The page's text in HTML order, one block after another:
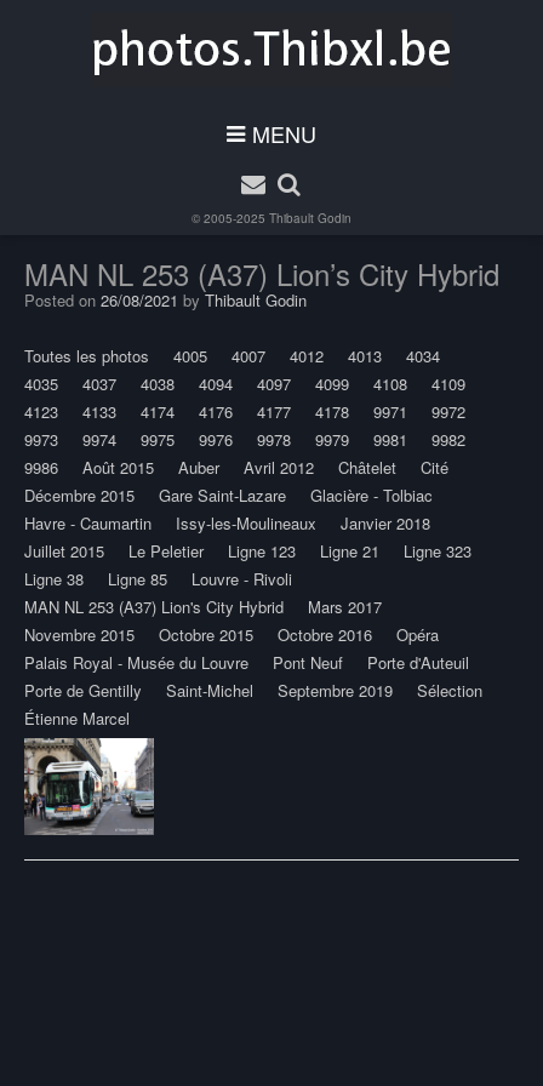
MENU
© 2005-2025 Thibault Godin
MAN NL 253 (A37) Lion’s City Hybrid
Posted on 26/08/2021 byThibault Godin
Toutes les photos 4005 4007 4012 4013
4034
4035
4037 4038 4094 4097 4099 4108
4109
4123
4133 4174 4176 4177 4178 9971
9972
9973
9974 9975 9976 9978 9979 9981
9982
9986
Août 2015 Auber Avril 2012 Châtelet
Cité
Décembre 2015
Gare Saint-Lazare
Glacière - Tolbiac
Havre - Caumartin
Issy-les-Moulineaux
Janvier 2018
Juillet 2015
Le Peletier Ligne 123 Ligne 21
Ligne 323
Ligne 38
Ligne 85
Louvre - Rivoli
MAN NL 253 (A37) Lion's City Hybrid
Mars 2017
Novembre 2015
Octobre 2015 Octobre 2016
Opéra
Palais Royal - Musée du Louvre
Pont Neuf
Porte d'Auteuil
Porte de Gentilly
Saint-Michel Septembre 2019
Sélection
Étienne Marcel
Post